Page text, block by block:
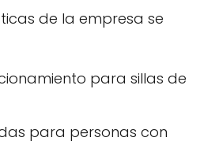
de la empresa se
para sillas de
para personas con